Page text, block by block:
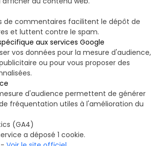
de commentaires facilitent le dépôt de
et luttent contre le spam.
aux services Google
vos données pour la mesure d'audience,
ou pour vous proposer des
d'audience permettent de générer
fréquentation utiles à l'amélioration du
(GA4)
a déposé 1 cookie.